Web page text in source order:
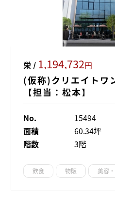
栄 / 1,194,732円
(仮称)クリエイト
【担当：松本】
No.
15494
面積
60.34坪
階数
3階
飲食 物販 美容